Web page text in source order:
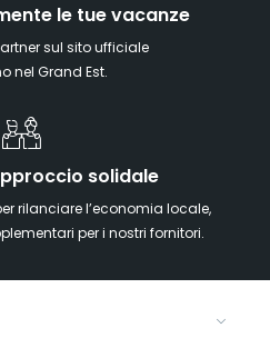
le tue vacanze
sul sito ufficiale
nel Grand Est.
solidale
rilanciare l’economia locale,
per i nostri fornitori.